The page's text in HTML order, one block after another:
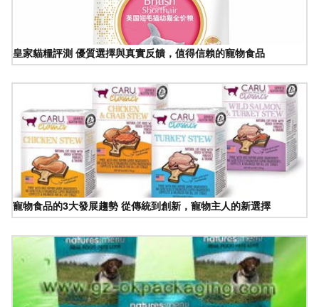
皇家貓糧評測 優質選擇與真實反饋，值得信賴的寵物食品
寵物食品的3大發展趨勢 從傳統到創新，寵物主人的新選擇